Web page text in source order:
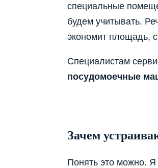
специальные
будем учитывать.
экономит площадь,
Специалистам
посудомоечные
Зачем
Понять это можно. Я